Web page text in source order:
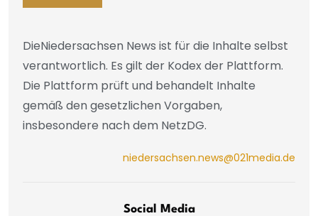
DieNiedersachsen News ist für die Inhalte selbst
verantwortlich. Es gilt der Kodex der Plattform.
Die Plattform prüft und behandelt Inhalte
gemäß den gesetzlichen Vorgaben,
insbesondere nach dem NetzDG.
niedersachsen.news@021media.de
Social Media